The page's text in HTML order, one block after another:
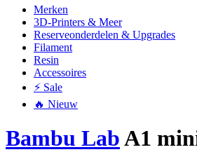
Merken
3D-Printers & Meer
Reserveonderdelen & Upgrades
Filament
Resin
Accessoires
⚡ Sale
🔥 Nieuw
Bambu LabA1